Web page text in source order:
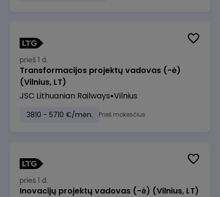
prieš 1 d.
Transformacijos projektų vadovas (-ė)
(Vilnius, LT)
JSC Lithuanian Railways Vilnius
3810 - 5710 €/mėn. Prieš mokesčius
prieš 1 d.
Inovacijų projektų vadovas (-ė) (Vilnius, LT)